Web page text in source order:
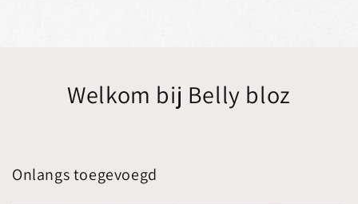
Welkom bij Belly bloz
Onlangs toegevoegd